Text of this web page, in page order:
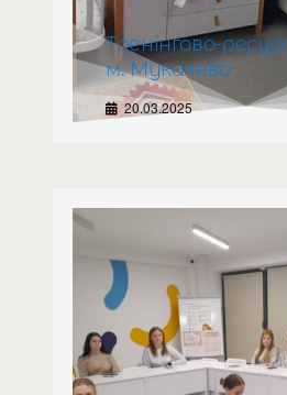
Тренінгово-
м. Мукачево
20.03.2025